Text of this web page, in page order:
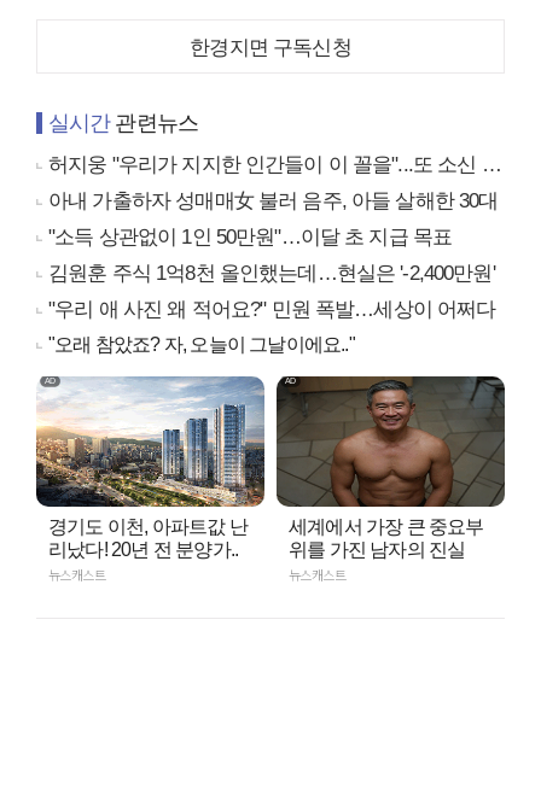
한경지면 구독신청
실시간관련뉴스
허지웅 "우리가 지지한 인간들이 이 꼴을"...또 소신 발언
아내 가출하자 성매매女 불러 음주, 아들 살해한 30대
"소득 상관없이 1인 50만원"…이달 초 지급 목표
김원훈 주식 1억8천 올인했는데…현실은 '-2,400만원'
"우리 애 사진 왜 적어요?" 민원 폭발…세상이 어쩌다
"오래 참았죠? 자, 오늘이 그날이에요.."
경기도 이천, 아파트값 난
리났다! 20년 전 분양가..
뉴스캐스트
세계에서 가장 큰 중요부
위를 가진 남자의 진실
뉴스캐스트